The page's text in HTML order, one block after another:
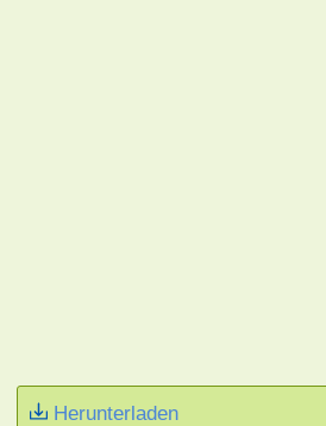
Herunterladen